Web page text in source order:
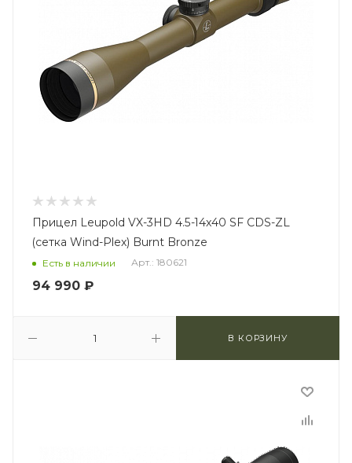
Прицел Leupold VX-3HD 4.5-14x40 SF CDS-ZL
(сетка Wind-Plex) Burnt Bronze
Есть в наличии Арт.: 180621
94 990 ₽
В КОРЗИНУ